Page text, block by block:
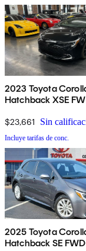
2023 Toyota
Hatchback XSE
$23,661 Sin
Incluye tarifas de conc.
2025 Toyota
Hatchback SE FWD